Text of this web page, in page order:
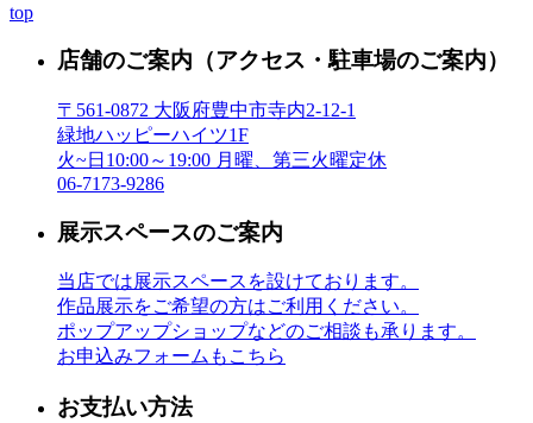
top
店舗のご案内 （アクセス・駐車場のご案内）
〒561-0872 大阪府豊中市寺内2-12-1
緑地ハッピーハイツ1F
火~日10:00～19:00 月曜、第三火曜定休
06-7173-9286
展示スペースのご案内
当店では展示スペースを設けております。
作品展示をご希望の方はご利用ください。
ポップアップショップなどのご相談も承ります。
お申込みフォームもこちら
お支払い方法